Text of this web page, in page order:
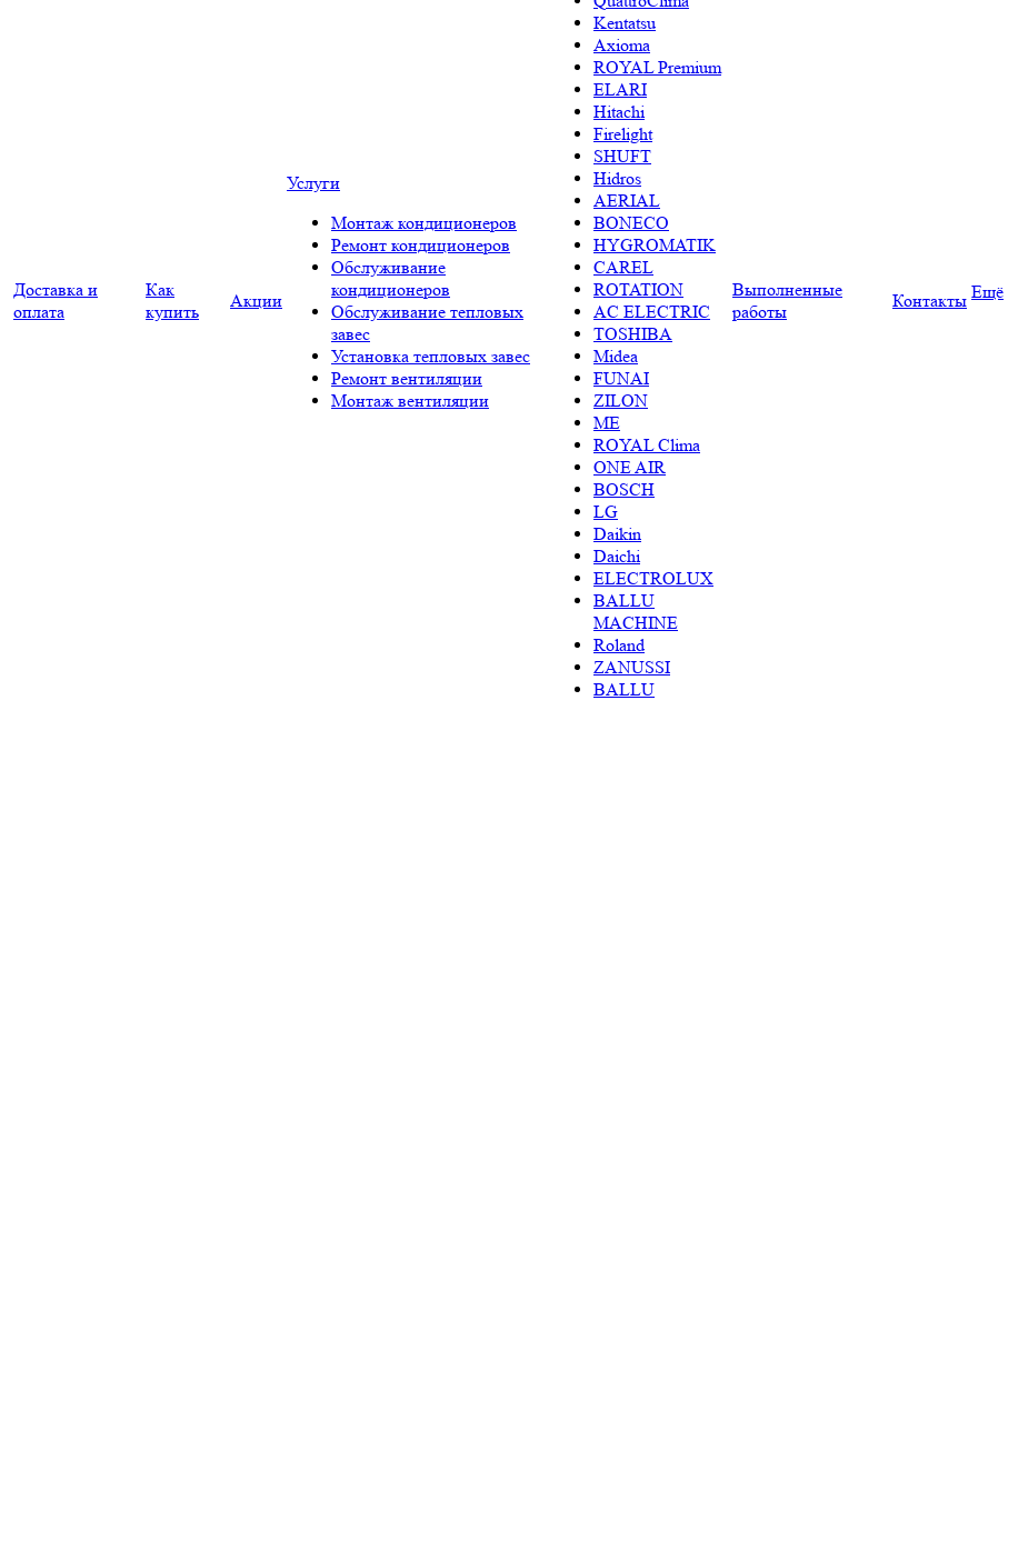
Доставка и
оплата
Как
купить
Акции
Услуги
Монтаж кондиционеров
Ремонт кондиционеров
Обслуживание
кондиционеров
Обслуживание тепловых
завес
Установка тепловых завес
Ремонт вентиляции
Монтаж вентиляции
Kentatsu
Axioma
ROYAL Premium
ELARI
Hitachi
Firelight
SHUFT
Hidros
AERIAL
BONECO
HYGROMATIK
CAREL
ROTATION
AC ELECTRIC
TOSHIBA
Midea
FUNAI
ZILON
ME
ROYAL Clima
ONE AIR
BOSCH
LG
Daikin
Daichi
ELECTROLUX
BALLU
MACHINE
Roland
ZANUSSI
BALLU
Выполненные
работы
Контакты Ещё